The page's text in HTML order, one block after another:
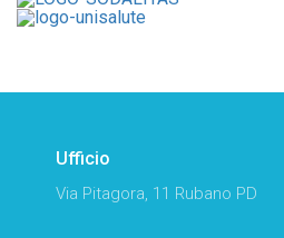
Ufficio
Via Pitagora, 11 Rubano PD